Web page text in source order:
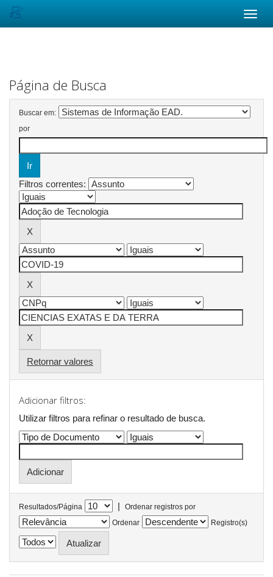
Página de Busca
Buscar em:
por
Filtros correntes:
Retornar valores
Adicionar filtros:
Utilizar filtros para refinar o resultado de busca.
Resultados/Página |
Ordenar registros por
Ordenar
Registro(s)